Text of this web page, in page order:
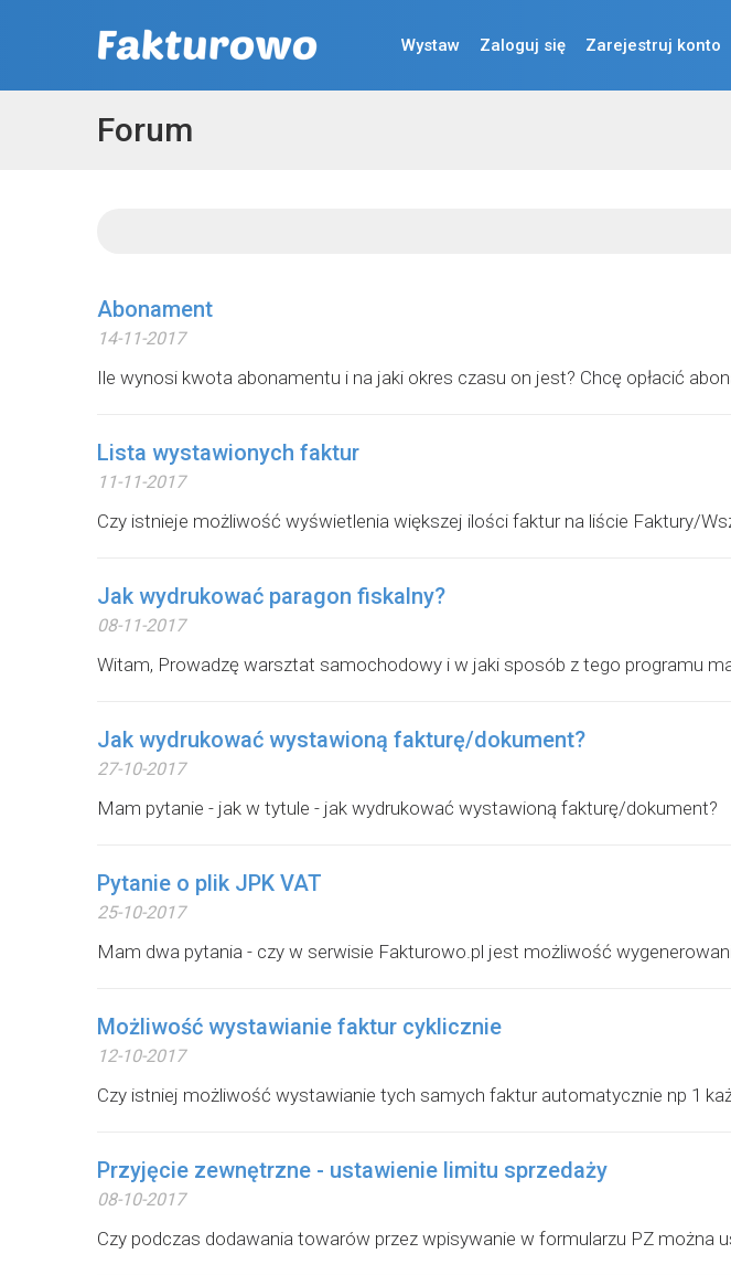
Wystaw Zaloguj się Zarejestruj konto
Forum
Abonament
14-11-2017
Ile wynosi kwota abonamentu i na jaki okres czasu on jest? Chcę opłacić
Lista wystawionych faktur
11-11-2017
Czy istnieje możliwość wyświetlenia większej ilości faktur na liście Faktury/
Jak wydrukować paragon fiskalny?
08-11-2017
Witam, Prowadzę warsztat samochodowy i w jaki sposób z tego programu
Jak wydrukować wystawioną fakturę/dokument?
27-10-2017
Mam pytanie - jak w tytule - jak wydrukować wystawioną fakturę/dokument?
Pytanie o plik JPK VAT
25-10-2017
Mam dwa pytania - czy w serwisie Fakturowo.pl jest możliwość
Możliwość wystawianie faktur cyklicznie
12-10-2017
Czy istniej możliwość wystawianie tych samych faktur automatycznie np 1
Przyjęcie zewnętrzne - ustawienie limitu sprzedaży
08-10-2017
Czy podczas dodawania towarów przez wpisywanie w formularzu PZ można